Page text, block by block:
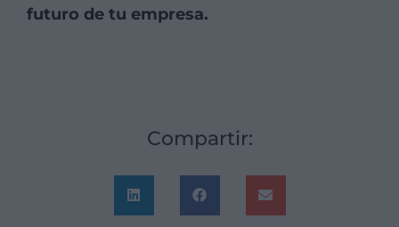
futuro de tu empresa.
Compartir: